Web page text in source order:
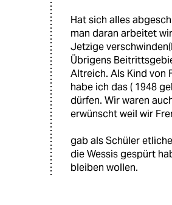
Hat sich alles
man daran arbeitet
Jetzige
Übrigens
Altreich. Als Kind von
habe ich das ( 1948
dürfen. Wir waren
erwünscht weil wir
gab als Schüler
die Wessis gespürt
bleiben wollen.